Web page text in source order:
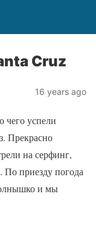
Cruz
16 years ago
успели
Прекрасно
на серфинг,
приезду погода
и мы